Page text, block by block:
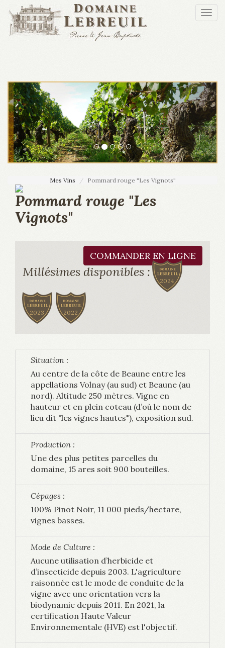
Aller au contenu principal
Mes Vins Pommard rouge "Les Vignots"
Pommard rouge "Les
Vignots"
COMMANDER EN LIGNE
Millésimes disponibles :
2024
2023 2022
Situation :
Au centre de la côte de Beaune entre les
appellations Volnay (au sud) et Beaune (au
nord). Altitude 250 mètres. Vigne en
hauteur et en plein coteau (d’où le nom de
lieu dit "les vignes hautes"), exposition sud.
Production :
Une des plus petites parcelles du
domaine, 15 ares soit 900 bouteilles.
Cépages :
100% Pinot Noir, 11 000 pieds/hectare,
vignes basses.
Mode de Culture :
Aucune utilisation d’herbicide et
d’insecticide depuis 2003. L'agriculture
raisonnée est le mode de conduite de la
vigne avec une orientation vers la
biodynamie depuis 2011. En 2021, la
certification Haute Valeur
Environnementale (HVE) est l'objectif.